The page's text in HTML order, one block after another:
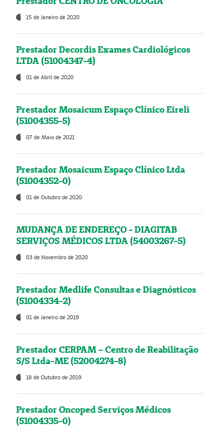
15 de Janeiro de 2020
Prestador Decordis Exames Cardiológicos
LTDA (51004347-4)
01 de Abril de 2020
Prestador Mosaicum Espaço Clínico Eireli
(51004355-5)
07 de Maio de 2021
Prestador Mosaicum Espaço Clínico Ltda
(51004352-0)
01 de Outubro de 2020
MUDANÇA DE ENDEREÇO - DIAGITAB
SERVIÇOS MÉDICOS LTDA (54003267-5)
03 de Novembro de 2020
Prestador Medlife Consultas e Diagnósticos
(51004334-2)
01 de Janeiro de 2019
Prestador CERPAM – Centro de Reabilitação
S/S Ltda-ME (52004274-8)
18 de Outubro de 2019
Prestador Oncoped Serviços Médicos
(51004335-0)